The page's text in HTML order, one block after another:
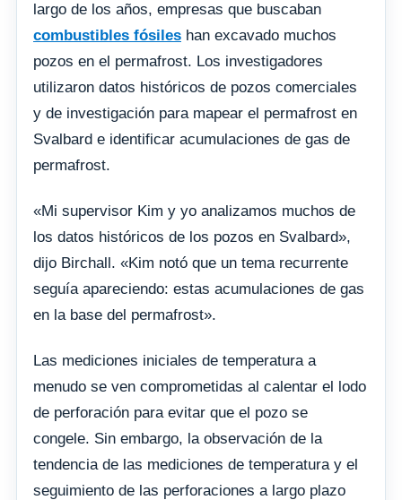
largo de los años, empresas que buscaban
combustibles fósiles han excavado muchos
pozos en el permafrost. Los investigadores
utilizaron datos históricos de pozos comerciales
y de investigación para mapear el permafrost en
Svalbard e identificar acumulaciones de gas de
permafrost.
«Mi supervisor Kim y yo analizamos muchos de
los datos históricos de los pozos en Svalbard»,
dijo Birchall. «Kim notó que un tema recurrente
seguía apareciendo: estas acumulaciones de gas
en la base del permafrost».
Las mediciones iniciales de temperatura a
menudo se ven comprometidas al calentar el lodo
de perforación para evitar que el pozo se
congele. Sin embargo, la observación de la
tendencia de las mediciones de temperatura y el
seguimiento de las perforaciones a largo plazo